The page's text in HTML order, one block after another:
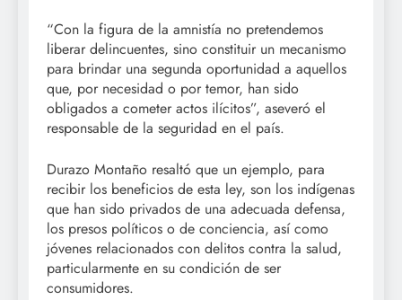
“Con la figura de la amnistía no pretendemos
liberar delincuentes, sino constituir un mecanismo
para brindar una segunda oportunidad a aquellos
que, por necesidad o por temor, han sido
obligados a cometer actos ilícitos”, aseveró el
responsable de la seguridad en el país.
Durazo Montaño resaltó que un ejemplo, para
recibir los beneficios de esta ley, son los indígenas
que han sido privados de una adecuada defensa,
los presos políticos o de conciencia, así como
jóvenes relacionados con delitos contra la salud,
particularmente en su condición de ser
consumidores.